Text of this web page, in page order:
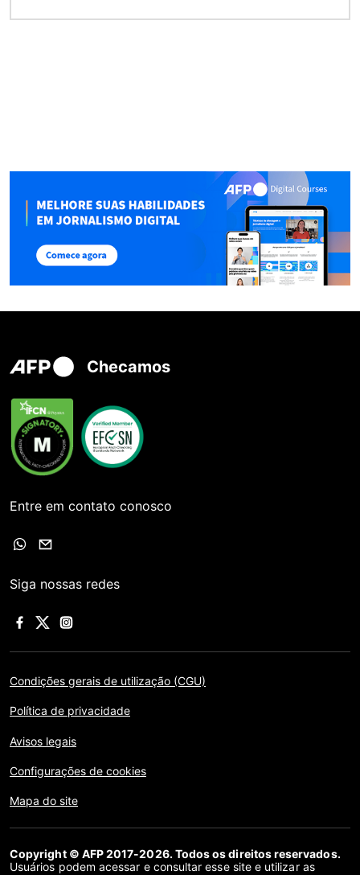
Checamos
Entre em contato conosco
Siga nossas redes
Condições gerais de utilização (CGU)
Política de privacidade
Avisos legais
Configurações de cookies
Mapa do site
Copyright © AFP 2017-2026. Todos os direitos reservados.
Usuários podem acessar e consultar esse site e utilizar as